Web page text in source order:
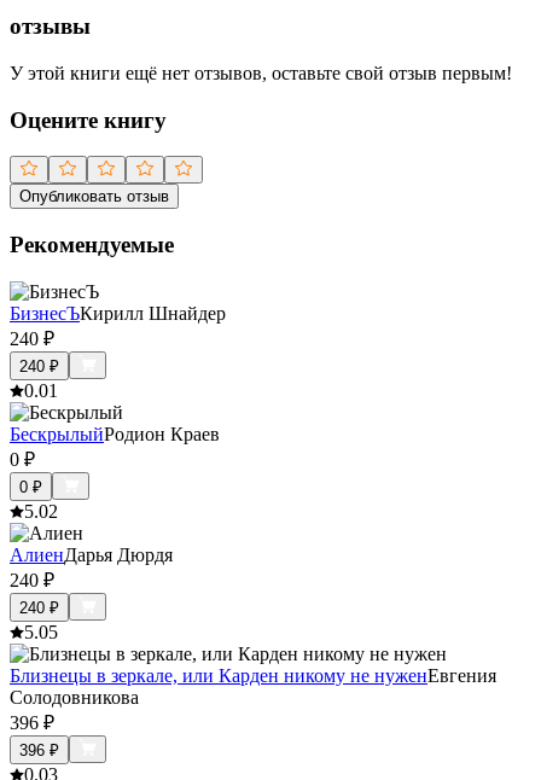
отзывы
У этой книги ещё нет отзывов, оставьте свой отзыв первым!
Оцените книгу
Опубликовать отзыв
Рекомендуемые
БизнесЪКирилл Шнайдер
240 ₽
240 ₽
0.01
БескрылыйРодион Краев
0 ₽
0 ₽
5.02
АлиенДарья Дюрдя
240 ₽
240 ₽
5.05
Близнецы в зеркале, или Карден никому не нуженЕвгения
Солодовникова
396 ₽
396 ₽
0.03